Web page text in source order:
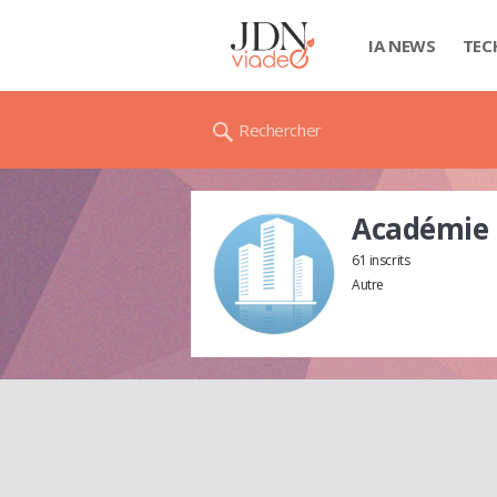
IA NEWS
Rechercher
Académie
61 inscrits
Autre